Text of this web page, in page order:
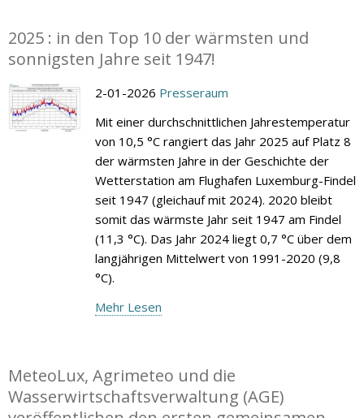
2025 : in den Top 10 der wärmsten und
sonnigsten Jahre seit 1947!
2-01-2026 Presseraum
Mit einer durchschnittlichen Jahrestemperatur
von 10,5 °C rangiert das Jahr 2025 auf Platz 8
der wärmsten Jahre in der Geschichte der
Wetterstation am Flughafen Luxemburg-Findel
seit 1947 (gleichauf mit 2024). 2020 bleibt
somit das wärmste Jahr seit 1947 am Findel
(11,3 °C). Das Jahr 2024 liegt 0,7 °C über dem
langjährigen Mittelwert von 1991-2020 (9,8
°C).
Mehr Lesen
MeteoLux, Agrimeteo und die
Wasserwirtschaftsverwaltung (AGE)